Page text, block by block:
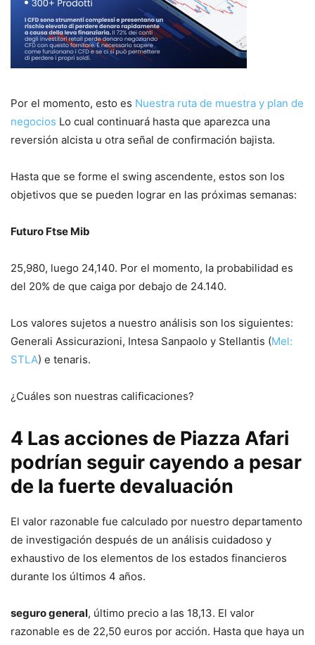
Por el momento, esto es Nuestra ruta de muestra y plan de
negocios Lo cual continuará hasta que aparezca una
reversión alcista u otra señal de confirmación bajista.
Hasta que se forme el swing ascendente, estos son los
objetivos que se pueden lograr en las próximas semanas:
Futuro Ftse Mib
25,980, luego 24,140. Por el momento, la probabilidad es
del 20% de que caiga por debajo de 24.140.
Los valores sujetos a nuestro análisis son los siguientes:
Generali Assicurazioni, Intesa Sanpaolo y Stellantis (Mel:
STLA) e tenaris.
¿Cuáles son nuestras calificaciones?
4 Las acciones de Piazza Afari
podrían seguir cayendo a pesar
de la fuerte devaluación
El valor razonable fue calculado por nuestro departamento
de investigación después de un análisis cuidadoso y
exhaustivo de los elementos de los estados financieros
durante los últimos 4 años.
seguro general, último precio a las 18,13. El valor
razonable es de 22,50 euros por acción. Hasta que haya un